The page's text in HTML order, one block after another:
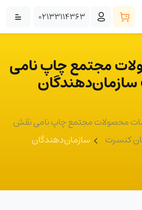
02133114363
مجتمع چاپ نامی
محصولات مجتمع چاپ نامی نقش
کنسرت
سازمان‌دهندگان